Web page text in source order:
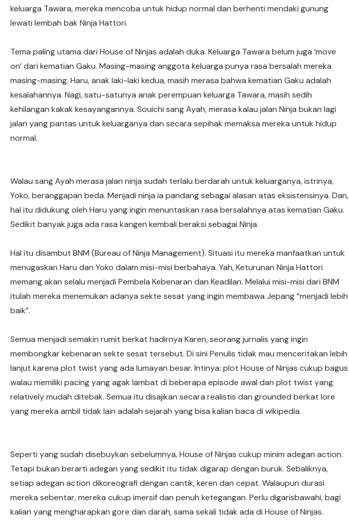
keluarga Tawara, mereka mencoba untuk hidup normal dan berhenti mendaki gunung
lewati lembah bak Ninja Hattori.
Tema paling utama dari House of Ninjas adalah duka. Keluarga Tawara belum juga ‘move
on’ dari kematian Gaku. Masing-masing anggota keluarga punya rasa bersalah mereka
masing-masing. Haru, anak laki-laki kedua, masih merasa bahwa kematian Gaku adalah
kesalahannya. Nagi, satu-satunya anak perempuan keluarga Tawara, masih sedih
kehilangan kakak kesayangannya. Souichi sang Ayah, merasa kalau jalan Ninja bukan lagi
jalan yang pantas untuk keluarganya dan secara sepihak memaksa mereka untuk hidup
normal.
Walau sang Ayah merasa jalan ninja sudah terlalu berdarah untuk keluarganya, istrinya,
Yoko, beranggapan beda. Menjadi ninja ia pandang sebagai alasan atas eksistensinya. Dan,
hal itu didukung oleh Haru yang ingin menuntaskan rasa bersalahnya atas kematian Gaku.
Sedikit banyak juga ada rasa kangen kembali beraksi sebagai Ninja.
Hal itu disambut BNM (Bureau of Ninja Management). Situasi itu mereka manfaatkan untuk
menugaskan Haru dan Yoko dalam misi-misi berbahaya. Yah, Keturunan Ninja Hattori
memang akan selalu menjadi Pembela Kebenaran dan Keadilan. Melalui misi-misi dari BNM
itulah mereka menemukan adanya sekte sesat yang ingin membawa Jepang “menjadi lebih
baik”.
Semua menjadi semakin rumit berkat hadirnya Karen, seorang jurnalis yang ingin
membongkar kebenaran sekte sesat tersebut. Di sini Penulis tidak mau menceritakan lebih
lanjut karena plot twist yang ada lumayan besar. Intinya: plot House of Ninjas cukup bagus
walau memiliki pacing yang agak lambat di beberapa episode awal dan plot twist yang
relatively mudah ditebak. Semua itu disajikan secara realistis dan grounded berkat lore
yang mereka ambil tidak lain adalah sejarah yang bisa kalian baca di wikipedia.
Seperti yang sudah disebuykan sebelumnya, House of Ninjas cukup minim adegan action.
Tetapi bukan berarti adegan yang sedikit itu tidak digarap dengan buruk. Sebaliknya,
setiap adegan action dikoreografi dengan cantik, keren dan cepat. Walaupun durasi
mereka sebentar, mereka cukup imersif dan penuh ketegangan. Perlu digarisbawahi, bagi
kalian yang mengharapkan gore dan darah, sama sekali tidak ada di House of Ninjas.